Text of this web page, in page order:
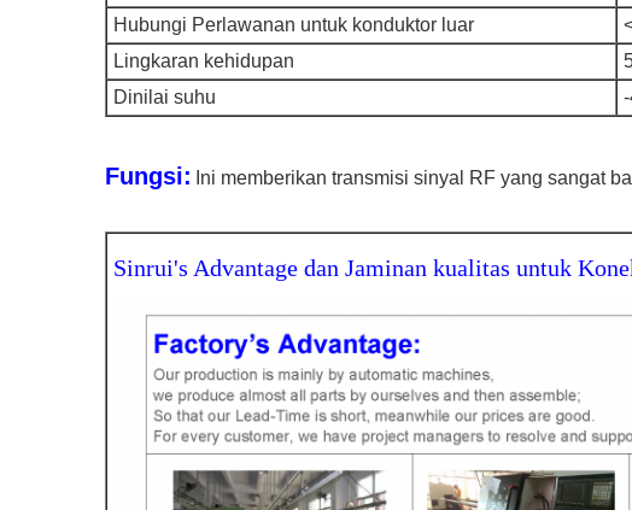
Hubungi Perlawanan untuk konduktor luar
Lingkaran kehidupan
Dinilai suhu
Fungsi: Ini memberikan transmisi sinyal RF yang sangat
Sinrui's Advantage dan Jaminan kualitas untuk